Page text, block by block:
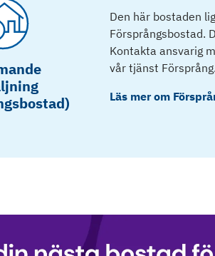
Den här bostaden
Försprångsbostad.
Kontakta ansvarig
vår tjänst
Läs mer om